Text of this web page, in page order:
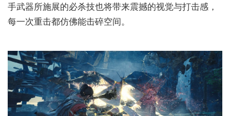
手武器所施展的必杀技也将带来震撼的视觉与打击感，
每一次重击都仿佛能击碎空间。